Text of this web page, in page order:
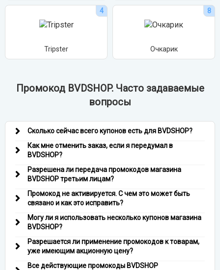
4
Tripster
8
Очкарик
Промокод BVDSHOP. Часто задаваемые
вопросы
Сколько сейчас всего купонов есть для BVDSHOP?
Как мне отменить заказ, если я передумал в
BVDSHOP?
Разрешена ли передача промокодов магазина
BVDSHOP третьим лицам?
Промокод не активируется. С чем это может быть
связано и как это исправить?
Могу ли я использовать несколько купонов магазина
BVDSHOP?
Разрешается ли применение промокодов к товарам,
уже имеющим акционную цену?
Все действующие промокоды BVDSHOP